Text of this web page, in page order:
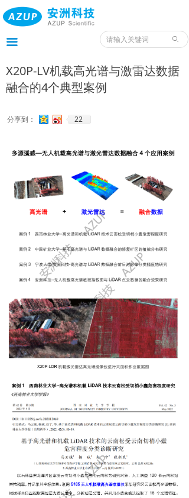
끀
首页
产品
服务
应用
案例
服务预约入口
资料
ꄙ
X20P-LV机载高光谱与激雷达数据
融合的4个典型案例
分享到： 22